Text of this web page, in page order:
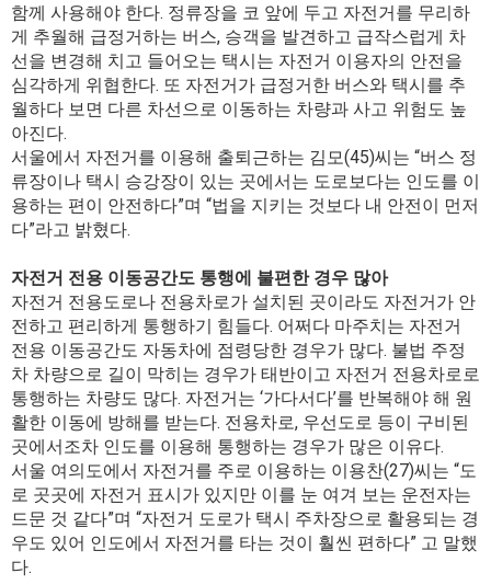
함께 사용해야 한다. 정류장을 코 앞에 두고 자전거를 무리하
게 추월해 급정거하는 버스, 승객을 발견하고 급작스럽게 차
선을 변경해 치고 들어오는 택시는 자전거 이용자의 안전을
심각하게 위협한다. 또 자전거가 급정거한 버스와 택시를 추
월하다 보면 다른 차선으로 이동하는 차량과 사고 위험도 높
아진다.
서울에서 자전거를 이용해 출퇴근하는 김모(45)씨는 “버스 정
류장이나 택시 승강장이 있는 곳에서는 도로보다는 인도를 이
용하는 편이 안전하다”며 “법을 지키는 것보다 내 안전이 먼저
다”라고 밝혔다.
자전거 전용 이동공간도 통행에 불편한 경우 많아
자전거 전용도로나 전용차로가 설치된 곳이라도 자전거가 안
전하고 편리하게 통행하기 힘들다. 어쩌다 마주치는 자전거
전용 이동공간도 자동차에 점령당한 경우가 많다. 불법 주정
차 차량으로 길이 막히는 경우가 태반이고 자전거 전용차로로
통행하는 차량도 많다. 자전거는 ‘가다서다’를 반복해야 해 원
활한 이동에 방해를 받는다. 전용차로, 우선도로 등이 구비된
곳에서조차 인도를 이용해 통행하는 경우가 많은 이유다.
서울 여의도에서 자전거를 주로 이용하는 이용찬(27)씨는 “도
로 곳곳에 자전거 표시가 있지만 이를 눈 여겨 보는 운전자는
드문 것 같다”며 “자전거 도로가 택시 주차장으로 활용되는 경
우도 있어 인도에서 자전거를 타는 것이 훨씬 편하다” 고 말했
다.